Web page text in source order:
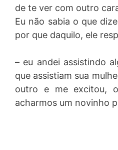
de te ver com outro
Eu não sabia o que
por que daquilo, ele
– eu andei assistindo
que assistiam sua
outro e me excitou,
acharmos um novinho